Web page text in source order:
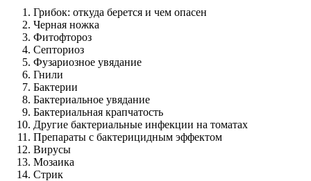
Грибок: откуда берется и чем опасен
Черная ножка
Фитофтороз
Септориоз
Фузариозное увядание
Гнили
Бактерии
Бактериальное увядание
Бактериальная крапчатость
Другие бактериальные инфекции на томатах
Препараты с бактерицидным эффектом
Вирусы
Мозаика
Стрик